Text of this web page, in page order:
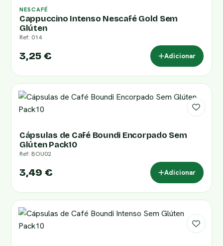
NESCAFÉ
Cappuccino Intenso Nescafé Gold Sem
Glúten
Ref: 014
3,25 € Adicionar
Cápsulas de Café Boundi Encorpado Sem
Glúten Pack10
Ref: BOU02
3,49 € Adicionar